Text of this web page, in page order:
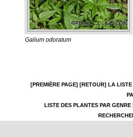
Galium odoratum
[PREMIÈRE PAGE] [RETOUR] LA LISTE
LISTE DES PLANTES PAR GENRE|